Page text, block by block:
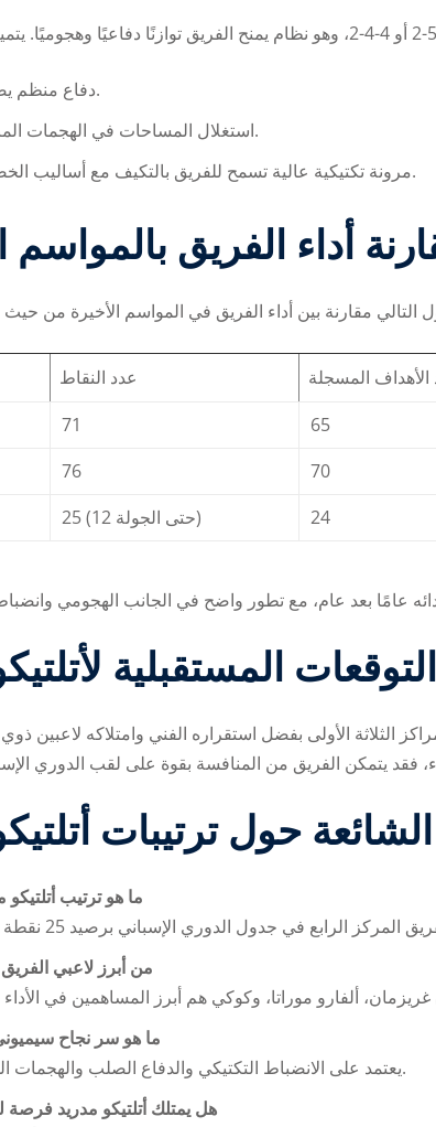
دفاع منظم يصعب اختراقه.
استغلال المساحات في الهجمات المرتدة السريعة.
مرونة تكتيكية عالية تسمح للفريق بالتكيف مع أساليب الخصوم المختلفة.
أداء الفريق بالمواسم
عدد النقاط الأهداف المسجلة
71 65
76 70
25 (حتى الجولة 12) 24
التوقعات المستقبلية
الثلاثة الأولى بفضل استقراره الفني وامتلاكه لاعبين
حول ترتيبات
ما هو ترتيب أتلتيكو
من أبرز لاعبي
ما هو سر نجاح
يعتمد على الانضباط التكتيكي والدفاع الصلب والهجمات المرتدة الفعالة.
هل يمتلك أتلتيكو مدريد فرصة